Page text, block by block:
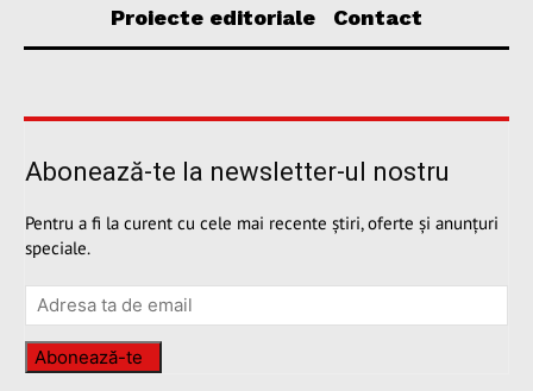
Proiecte editoriale
Contact
Abonează-te la newsletter-ul nostru
Pentru a fi la curent cu cele mai recente știri, oferte și anunțuri
speciale.
Abonează-te